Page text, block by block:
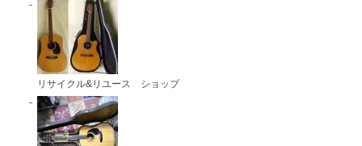
リサイクル&リユース ショップ